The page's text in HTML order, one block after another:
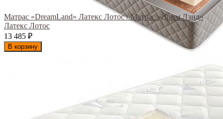
Матрас «DreamLand» Латекс Лотос / Матрас «Дрим Лэнд»
Латекс Лотос
13 485 ₽
В корзину